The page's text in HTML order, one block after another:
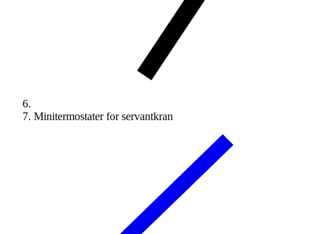
Minitermostater for servantkran